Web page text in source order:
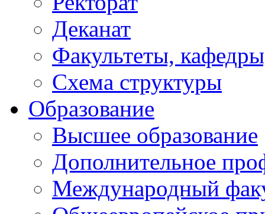
Деканат
Факультеты,
Схема структуры
Образование
Высшее образование
Дополнительное
Международный